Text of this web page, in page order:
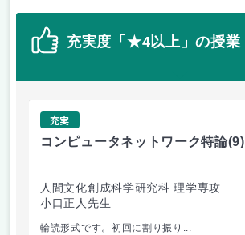
充実度「★4以上」の授業
充実
コンピュータネットワーク特論(9)
人間文化創成科学研究科 理学専攻
小口正人先生
輪読形式です。初回に割り振り...